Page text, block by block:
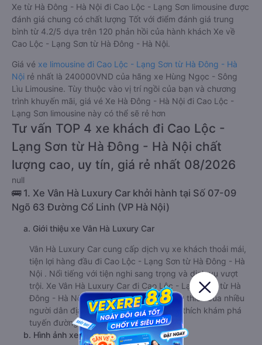
Xe từ Hà Đông - Hà Nội đi Cao Lộc - Lạng Sơn limousine được
đánh giá chung có chất lượng Tốt với điểm đánh giá trung
bình từ 4.2/5 dựa trên 120 phản hồi của hành khách Xe về
Cao Lộc - Lạng Sơn từ Hà Đông - Hà Nội.
Giá vé xe limousine đi Cao Lộc - Lạng Sơn từ Hà Đông - Hà
Nội rẻ nhất là 240000VND của hãng xe Hùng Ngọc - Sông
Lìu Limousine. Tùy thuộc vào vị trí ngồi của bạn và chương
trình khuyến mãi, giá vé Xe Hà Đông - Hà Nội đi Cao Lộc -
Lạng Sơn limousine này có thể sẽ rẻ hơn
Tư vấn TOP 4 xe khách đi Cao Lộc -
Lạng Sơn từ Hà Đông - Hà Nội chất
lượng cao, uy tín, giá rẻ nhất 08/2026
null
🚌 1. Xe Vân Hà Luxury Car khởi hành tại Số 07-09
Ngõ 63 Đường Cổ Linh (VP Hà Nội)
a. Giới thiệu xe Vân Hà Luxury Car
Vân Hà Luxury Car cung cấp dịch vụ xe khách thoải mái,
tiện lợi hàng đầu đi Cao Lộc - Lạng Sơn từ Hà Đông - Hà
Nội . Nổi tiếng với tiện nghi sang trọng và dịch vụ vượt
trội. Xe Vân Hà Luxury Car đi Cao Lộc - Lạng Sơn từ Hà
Đông - Hà Nội đã trở thành lựa chọn yêu thích của nhiều
người dân địa phương và du khách yêu thích khám phá
tuyến đường này.
b. Hình ảnh xe Vân Hà Luxury Car